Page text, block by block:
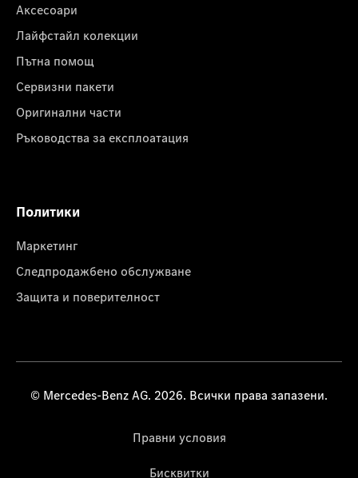
Аксесоари
Лайфстайл колекции
Пътна помощ
Сервизни пакети
Оригинални части
Ръководства за експлоатация
Политики
Маркетинг
Следпродажбено обслужване
Защита и поверителност
© Mercedes-Benz AG. 2026. Всички права запазени.
Правни условия
Бисквитки